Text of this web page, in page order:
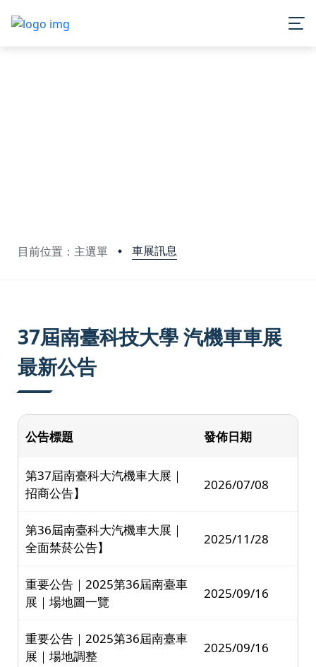
目前位置：主選單 車展訊息
37屆南臺科技大學 汽機車車展
最新公告
公告標題 發佈日期
第37屆南臺科大汽機車大展｜
招商公告】
2026/07/08
第36屆南臺科大汽機車大展｜
全面禁菸公告】
2025/11/28
重要公告｜2025第36屆南臺車
展｜場地圖一覽
2025/09/16
重要公告｜2025第36屆南臺車
展｜場地調整
2025/09/16